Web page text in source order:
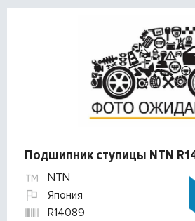
Подшипник ступицы NTN
NTN
Япония
R14089